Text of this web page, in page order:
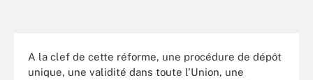
A la clef de cette réforme, une procédure de dépôt
unique, une validité dans toute l'Union, une